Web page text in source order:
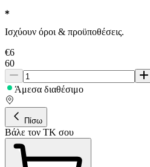
Ισχύουν όροι & προϋποθέσεις.
€6
60
Άμεσα διαθέσιμο
Πίσω
Βάλε τον ΤΚ σου